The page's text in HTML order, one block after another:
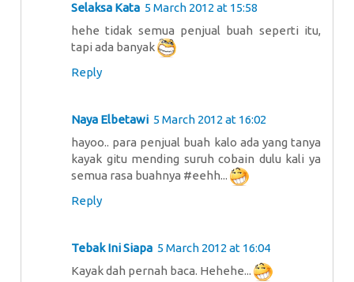
Selaksa Kata 5 March 2012 at 15:58
hehe tidak semua penjual buah seperti itu,
tapi ada banyak
Reply
Naya Elbetawi 5 March 2012 at 16:02
hayoo.. para penjual buah kalo ada yang tanya
kayak gitu mending suruh cobain dulu kali ya
semua rasa buahnya #eehh...
Reply
Tebak Ini Siapa 5 March 2012 at 16:04
Kayak dah pernah baca. Hehehe...